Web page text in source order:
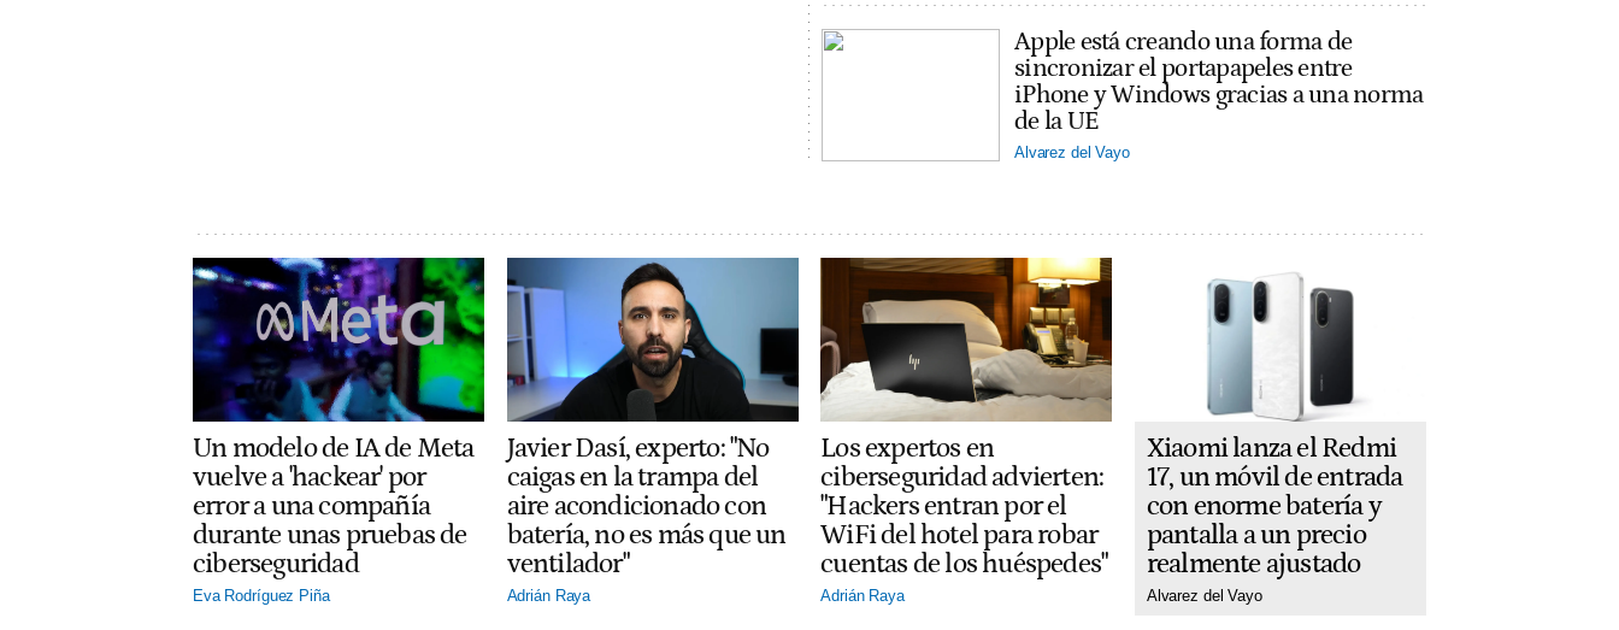
Apple está creando una forma de
sincronizar el portapapeles entre
iPhone y Windows gracias a una norma
de la UE
Alvarez del Vayo
Un modelo de IA de Meta
vuelve a 'hackear' por
error a una compañía
durante unas pruebas de
ciberseguridad
Eva Rodríguez Piña
Javier Dasí, experto: "No
caigas en la trampa del
aire acondicionado con
batería, no es más que un
ventilador"
Adrián Raya
Los expertos en
ciberseguridad advierten:
"Hackers entran por el
WiFi del hotel para robar
cuentas de los huéspedes"
Adrián Raya
Xiaomi lanza el Redmi
17, un móvil de entrada
con enorme batería y
pantalla a un precio
realmente ajustado
Alvarez del Vayo